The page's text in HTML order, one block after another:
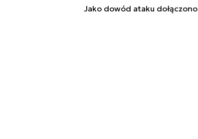
Jako dowód ataku dołączono